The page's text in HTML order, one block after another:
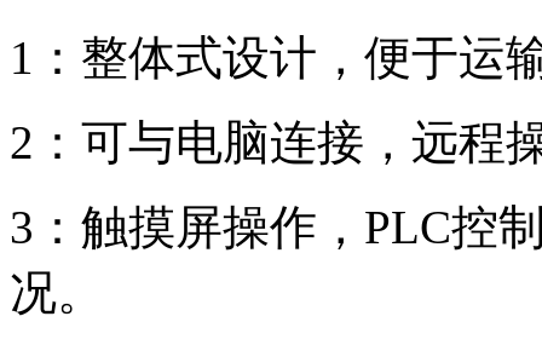
1： 整体式设计，便于运
2： 可与电脑连接，远程
3：触摸屏操作，PLC控
况。